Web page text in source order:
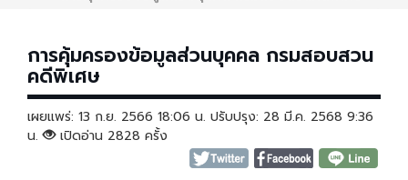
การคุ้มครองข้อมูลส่วนบุคคล กรมสอบสวน
คดีพิเศษ
เผยแพร่: 13 ก.ย. 2566 18:06 น. ปรับปรุง: 28 มี.ค. 2568 9:36
น.
เปิดอ่าน 2828 ครั้ง